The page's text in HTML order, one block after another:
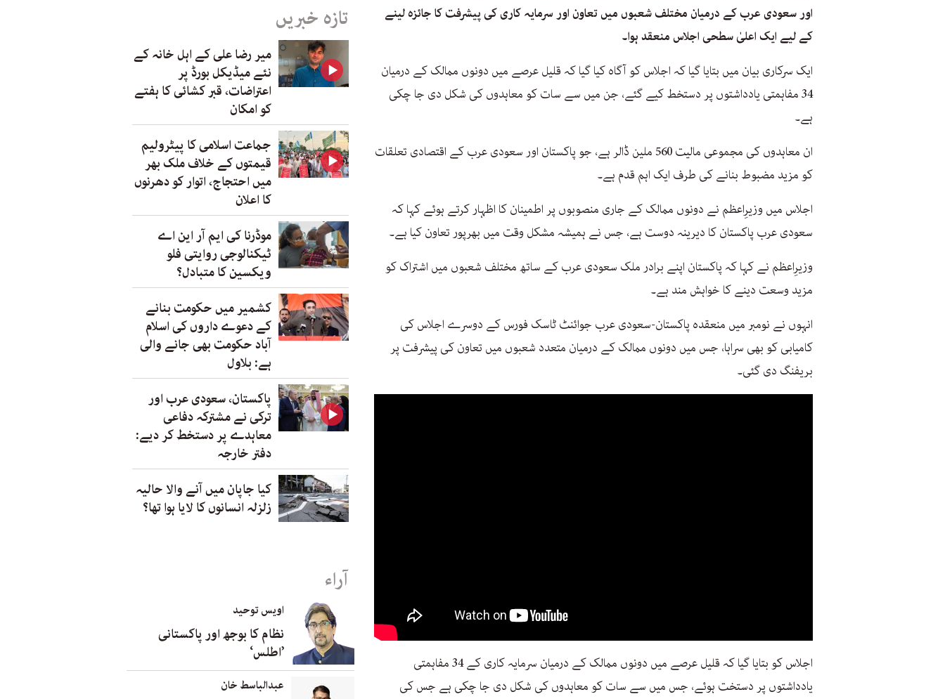
اور سعودی عرب کے درمیان مختلف شعبوں میں تعاون اور سرمایہ کاری کی پیشرفت کا جائزہ لینے
کے لیے ایک اعلیٰ سطحی اجلاس منعقد ہوا۔
ایک سرکاری بیان میں بتایا گیا کہ اجلاس کو آگاہ کیا گیا کہ قلیل عرصے میں دونوں ممالک کے درمیان
34 مفاہمتی یادداشتوں پر دستخط کیے گئے، جن میں سے سات کو معاہدوں کی شکل دی جا چکی
ہے۔
ان معاہدوں کی مجموعی مالیت 560 ملین ڈالر ہے، جو پاکستان اور سعودی عرب کے اقتصادی تعلقات
کو مزید مضبوط بنانے کی طرف ایک اہم قدم ہے۔
اجلاس میں وزیرِاعظم نے دونوں ممالک کے جاری منصوبوں پر اطمینان کا اظہار کرتے ہوئے کہا کہ
سعودی عرب پاکستان کا دیرینہ دوست ہے، جس نے ہمیشہ مشکل وقت میں بھرپور تعاون کیا ہے۔
وزیرِاعظم نے کہا کہ پاکستان اپنے برادر ملک سعودی عرب کے ساتھ مختلف شعبوں میں اشتراک کو
مزید وسعت دینے کا خواہش مند ہے۔
انہوں نے نومبر میں منعقدہ پاکستان-سعودی عرب جوائنٹ ٹاسک فورس کے دوسرے اجلاس کی
کامیابی کو بھی سراہا، جس میں دونوں ممالک کے درمیان متعدد شعبوں میں تعاون کی پیشرفت پر
بریفنگ دی گئی۔
اجلاس کو بتایا گیا کہ قلیل عرصے میں دونوں ممالک کے درمیان سرمایہ کاری کے 34 مفاہمتی
یادداشتوں پر دستخت ہوئے، جس میں سے سات کو معاہدوں کی شکل دی جا چکی ہے جس کی
تازہ خبریں
میر رضا علی کے اہل خانہ کے
نئے میڈیکل بورڈ پر
اعتراضات، قبر کشائی کا ہفتے
کو امکان
جماعت اسلامی کا پیٹرولیم
قیمتوں کے خلاف ملک بھر
میں احتجاج، اتوار کو دھرنوں
کا اعلان
موڈرنا کی ایم آر این اے
ٹیکنالوجی روایتی فلو
ویکسین کا متبادل؟
کشمیر میں حکومت بنانے
کے دعوے داروں کی اسلام
آباد حکومت بھی جانے والی
ہے: بلاول
پاکستان، سعودی عرب اور
ترکی نے مشترکہ دفاعی
معاہدے پر دستخط کر دیے:
دفتر خارجہ
کیا جاپان میں آنے والا حالیہ
زلزلہ انسانوں کا لایا ہوا تھا؟
آراء
اویس توحید
نظام کا بوجھ اور پاکستانی
’اطلس‘
عبدالباسط خان